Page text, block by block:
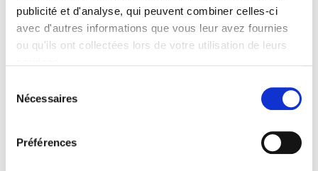
publicité et d'analyse, qui peuvent combiner celles-ci
avec d'autres informations que vous leur avez fournies
ou qu'ils ont collectées lors de votre utilisation de leurs
Nécessaires
Préférences
Que 2022 rime avec les adjectifs qui vous font
vibrer.
laborieux de cette période compliquée.
Une bonne façon d'y parvenir sera de vous offrir un moment entre vous,